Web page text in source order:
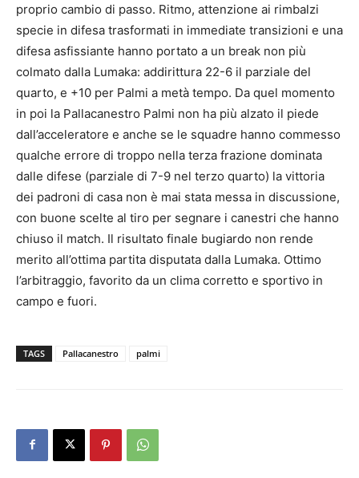
proprio cambio di passo. Ritmo, attenzione ai rimbalzi
specie in difesa trasformati in immediate transizioni e una
difesa asfissiante hanno portato a un break non più
colmato dalla Lumaka: addirittura 22-6 il parziale del
quarto, e +10 per Palmi a metà tempo. Da quel momento
in poi la Pallacanestro Palmi non ha più alzato il piede
dall’acceleratore e anche se le squadre hanno commesso
qualche errore di troppo nella terza frazione dominata
dalle difese (parziale di 7-9 nel terzo quarto) la vittoria
dei padroni di casa non è mai stata messa in discussione,
con buone scelte al tiro per segnare i canestri che hanno
chiuso il match. Il risultato finale bugiardo non rende
merito all’ottima partita disputata dalla Lumaka. Ottimo
l’arbitraggio, favorito da un clima corretto e sportivo in
campo e fuori.
TAGS Pallacanestro palmi